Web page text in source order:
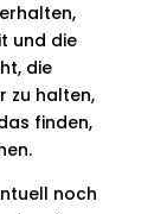
und die
die
zu halten,
finden,
noch